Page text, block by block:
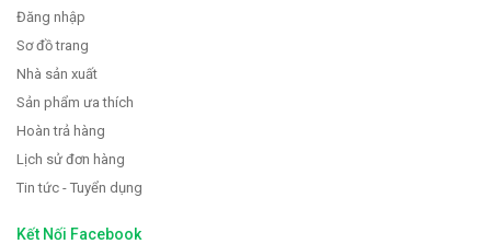
Đăng nhập
Sơ đồ trang
Nhà sản xuất
Sản phẩm ưa thích
Hoàn trả hàng
Lịch sử đơn hàng
Tin tức - Tuyển dụng
Kết Nối Facebook